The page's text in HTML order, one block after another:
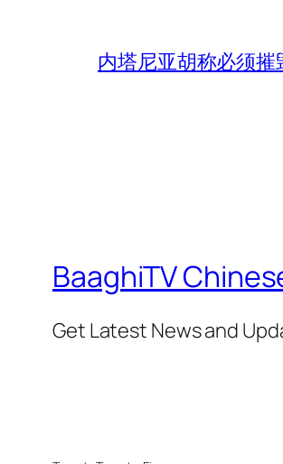
内塔尼亚胡称必须
BaaghiTV
Get Latest News and